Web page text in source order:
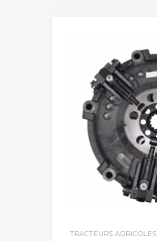
TRACTEURS AGRICOLES